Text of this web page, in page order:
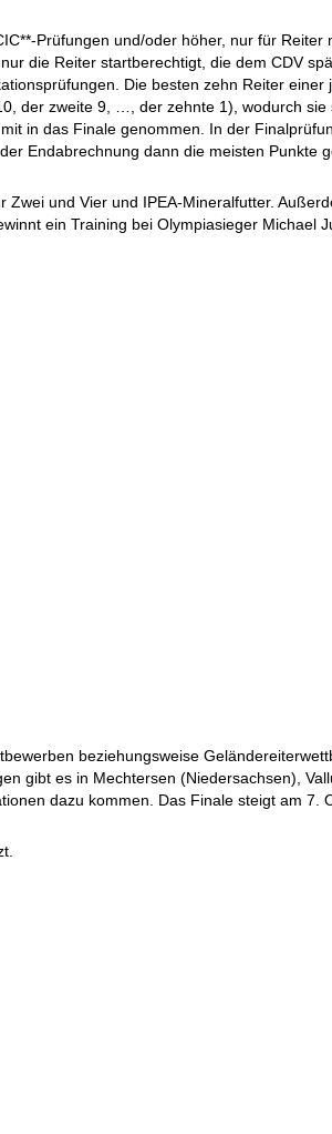
Prüfungen und/oder höher, nur für
die Reiter startberechtigt, die dem CDV
Die besten zehn Reiter einer
der zweite 9, …, der zehnte 1), wodurch
in das Finale genommen. In der
Endabrechnung dann die meisten Punkte
und Vier und IPEA-Mineralfutter.
ein Training bei Olympiasieger Michael
beziehungsweise
gibt es in Mechtersen (Niedersachsen),
dazu kommen. Das Finale steigt am 7.